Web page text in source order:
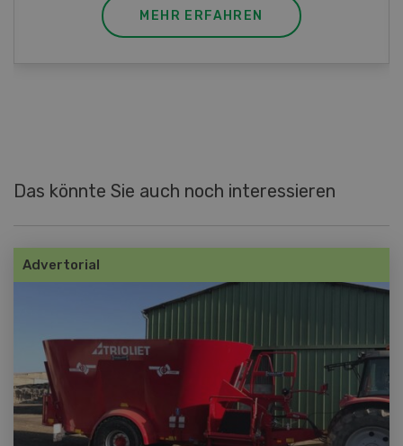
MEHR ERFAHREN
Das könnte Sie auch noch interessieren
Advertorial